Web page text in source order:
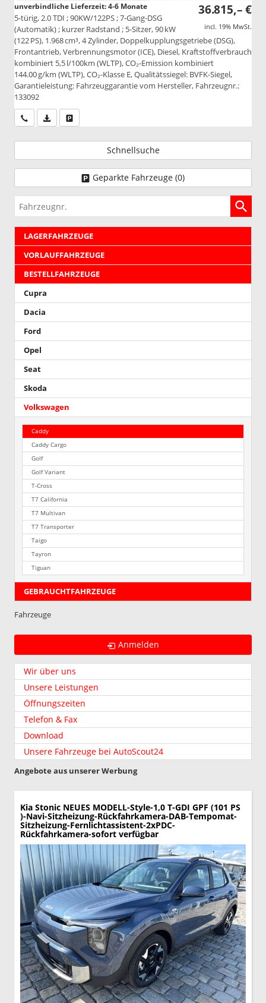
36.815,– €
incl. 19% MwSt.
unverbindliche Lieferzeit: 4-6 Monate
5-türig, 2.0 TDI ; 90KW/122PS ; 7-Gang-DSG
(Automatik) ; kurzer Radstand ; 5-Sitzer, 90 kW
(122 PS), 1.968 cm³, 4 Zylinder, Doppelkupplungsgetriebe (DSG),
Frontantrieb, Verbrennungsmotor (ICE), Diesel, Kraftstoffverbrauch
kombiniert 5,5 l/100km (WLTP), CO₂-Emission kombiniert
144.00 g/km (WLTP), CO₂-Klasse E, Qualitätssiegel: BVFK-Siegel,
Garantieleistung: Fahrzeuggarantie vom Hersteller, Fahrzeugnr.:
133092
Wir rufen Sie anPDF-Datei, Fahrzeugexposé drucken
Schnellsuche
Geparkte Fahrzeuge (0)
Fahrzeugnr.
LAGERFAHRZEUGE
VORLAUFFAHRZEUGE
BESTELLFAHRZEUGE
Cupra
Dacia
Ford
Opel
Seat
Skoda
Volkswagen
Caddy
Caddy Cargo
Golf
Golf Variant
T-Cross
T7 California
T7 Multivan
T7 Transporter
Taigo
Tayron
Tiguan
GEBRAUCHTFAHRZEUGE
Fahrzeuge
Anmelden
Wir über uns
Unsere Leistungen
Öffnungszeiten
Telefon & Fax
Download
Unsere Fahrzeuge bei AutoScout24
Angebote aus unserer Werbung
Kia Stonic NEUES MODELL-Style-1,0 T-GDI GPF (101 PS
)-Navi-Sitzheizung-Rückfahrkamera-DAB-Tempomat-
Sitzheizung-Fernlichtassistent-2xPDC-
Rückfahrkamera-sofort verfügbar